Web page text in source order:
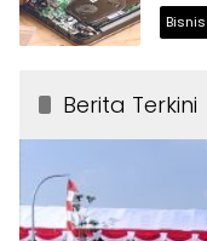
Bisnis
Berita Terkini